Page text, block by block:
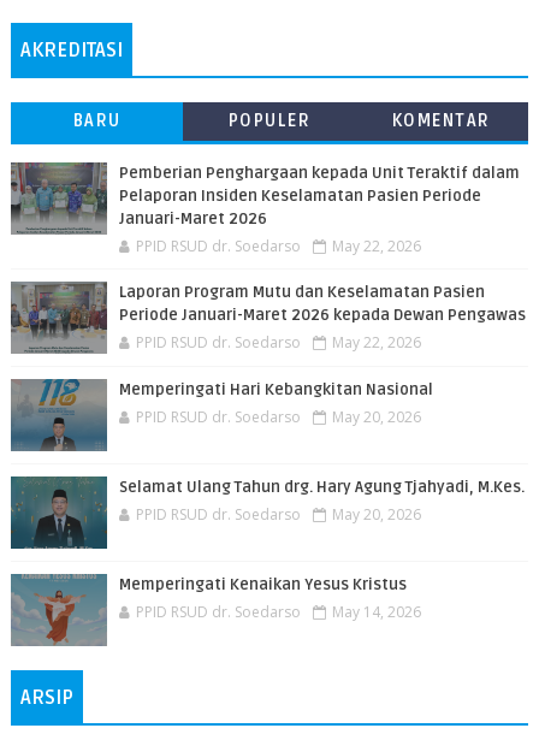
AKREDITASI
BARU POPULER KOMENTAR
Pemberian Penghargaan kepada Unit Teraktif dalam
Pelaporan Insiden Keselamatan Pasien Periode
Januari-Maret 2026
PPID RSUD dr. Soedarso May 22, 2026
Laporan Program Mutu dan Keselamatan Pasien
Periode Januari-Maret 2026 kepada Dewan Pengawas
PPID RSUD dr. Soedarso May 22, 2026
Memperingati Hari Kebangkitan Nasional
PPID RSUD dr. Soedarso May 20, 2026
Selamat Ulang Tahun drg. Hary Agung Tjahyadi, M.Kes.
PPID RSUD dr. Soedarso May 20, 2026
Memperingati Kenaikan Yesus Kristus
PPID RSUD dr. Soedarso May 14, 2026
ARSIP